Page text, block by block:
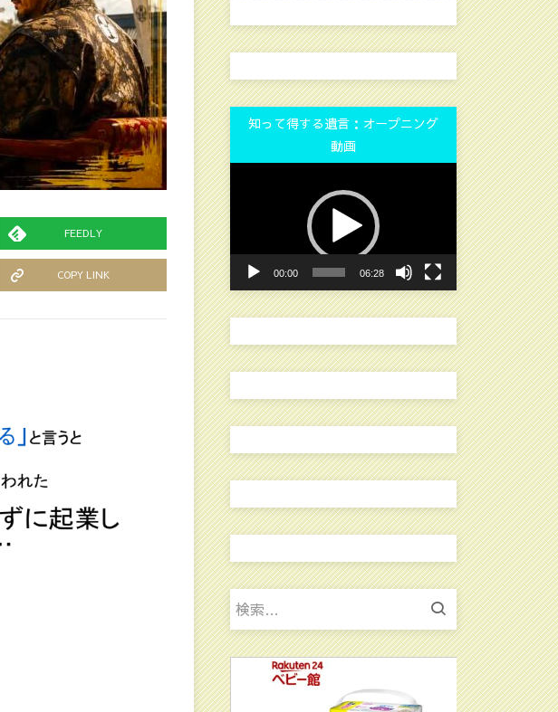
FEEDLY
COPY LINK
知って得する遺言：オープニング
動画
動
画
プ
レ
ー
ヤ
ー
00:00 06:28
検
索: